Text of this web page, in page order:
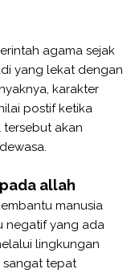
agama sejak
yang lekat dengan
karakter
postif ketika
akan
allah
manusia
negatif yang ada
lingkungan
sangat tepat